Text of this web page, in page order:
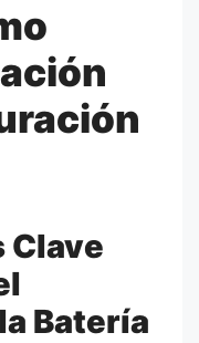
Clave
Batería